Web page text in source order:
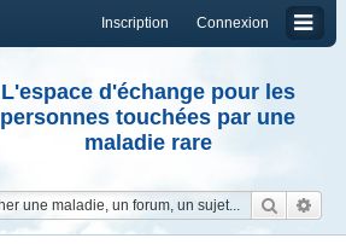
Connexion
Inscription
L'espace d'échange pour les
personnes touchées par une
maladie rare